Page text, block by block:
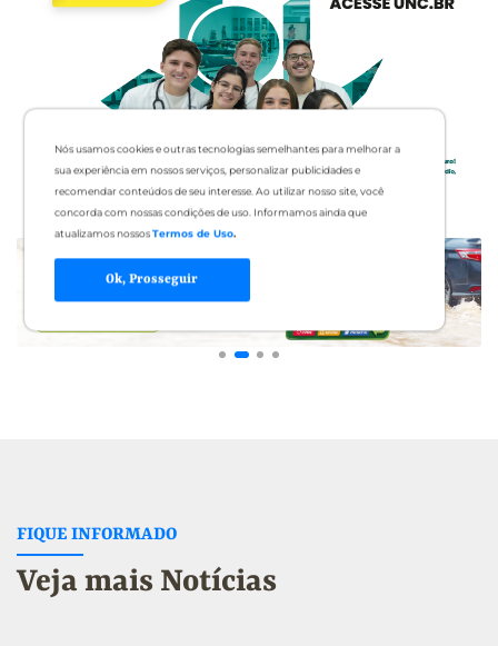
Nós usamos cookies e outras tecnologias semelhantes para melhorar a
sua experiência em nossos serviços, personalizar publicidades e
recomendar conteúdos de seu interesse. Ao utilizar nosso site, você
concorda com nossas condições de uso. Informamos ainda que
atualizamos nossosTermos de Uso.
Ok, Prosseguir
FIQUE INFORMADO
Veja mais Notícias